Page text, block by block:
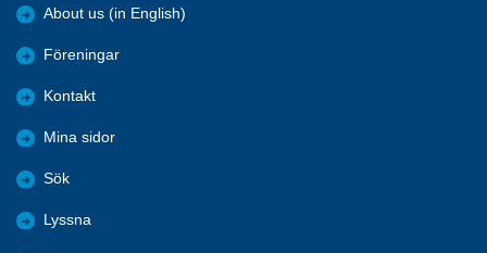
About us (in English)
Föreningar
Kontakt
Mina sidor
Sök
Lyssna